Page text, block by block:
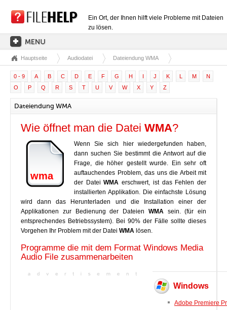
Ein Ort, der Ihnen hilft viele Probleme mit Dateien
zu lösen.
HAUPTSEITE
EXTENSIONSKATEGORIEN
TREIBERKATEGORIEN
DLL-DATEIEN
DATEIKONVERTIERUNGEN
PROGRAMME
Hauptseite Audiodatei Dateiendung WMA
0 - 9 A B C D E F G H I J K L M
N
O
P Q R S T U V W X Y Z
Dateiendung WMA
Wie öffnet man die Datei WMA?
wma
Wenn Sie sich hier wiedergefunden haben,
dann suchen Sie bestimmt die Antwort auf die
Frage, die höher gestellt wurde. Ein sehr oft
auftauchendes Problem, das uns die Arbeit mit
der DateiWMA erschwert, ist das Fehlen der
installierten Applikation. Die einfachste Lösung
wird dann das Herunterladen und die Installation einer der
Applikationen zur Bedienung der Dateien WMAsein. (für ein
entsprechendes Betriebssystem). Bei 90% der Fälle sollte dieses
Vorgehen Ihr Problem mit der Datei WMA lösen.
Programme die mit dem Format Windows Media
Audio File zusammenarbeiten
Windows
Adobe Premiere